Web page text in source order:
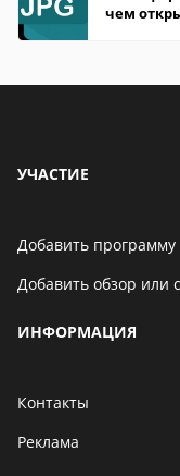
чем
УЧАСТИЕ
Добавить программу
Добавить обзор или
ИНФОРМАЦИЯ
Контакты
Реклама